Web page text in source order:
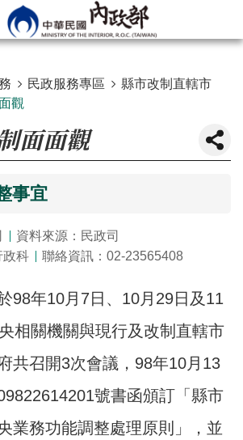
民政服務專區
縣市改制直轄市
觀
面面觀
事宜
資料來源：民政司
政科
聯絡資訊：02-23565408
98年10月7日、10月29日及11
相關機關與現行及改制直轄市
共召開3次會議，98年10月13
號書函頒訂「縣市
業務功能調整處理原則」，並